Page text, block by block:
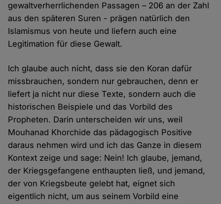
gewaltverherrlichenden Passagen – 206 an der Zahl
aus den späteren Suren - prägen natürlich den
Islamismus von heute und liefern auch eine
Legitimation für diese Gewalt.
Ich glaube auch nicht, dass sie den Koran dafür
missbrauchen, sondern nur gebrauchen, denn er
liefert ja nicht nur diese Texte, sondern auch die
historischen Beispiele und das Vorbild des
Propheten. Darin unterscheiden wir uns, weil
Mouhanad Khorchide das pädagogisch Positive
daraus nehmen wird und ich das Ganze in diesem
Kontext zeige und sage: Nein! Ich glaube, jemand,
der Kriegsgefangene enthaupten ließ, und jemand,
der von Kriegsbeute gelebt hat, eignet sich
eigentlich nicht, um aus seinem Vorbild eine